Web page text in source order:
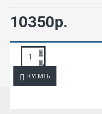
10350р.
КУПИТЬ